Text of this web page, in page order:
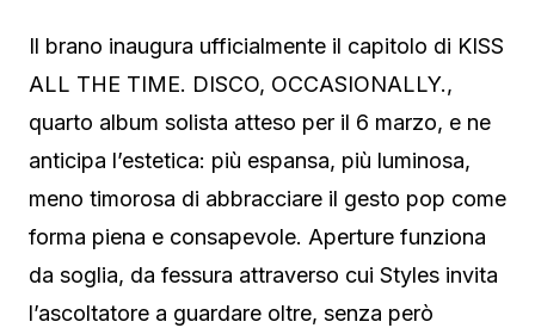
Il brano inaugura ufficialmente il capitolo di KISS
ALL THE TIME. DISCO, OCCASIONALLY.,
quarto album solista atteso per il 6 marzo, e ne
anticipa l’estetica: più espansa, più luminosa,
meno timorosa di abbracciare il gesto pop come
forma piena e consapevole. Aperture funziona
da soglia, da fessura attraverso cui Styles invita
l’ascoltatore a guardare oltre, senza però